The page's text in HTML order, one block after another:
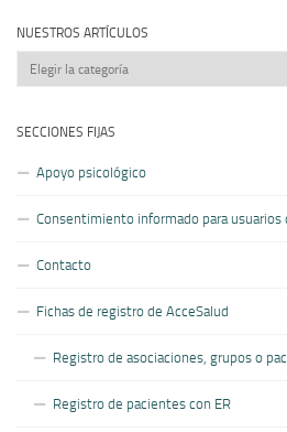
NUESTROS ARTÍCULOS
Nuestros
artículos
SECCIONES FIJAS
Apoyo psicológico
Consentimiento informado para usuarios
Contacto
Fichas de registro de AcceSalud
Registro de asociaciones, grupos o
Registro de pacientes con ER